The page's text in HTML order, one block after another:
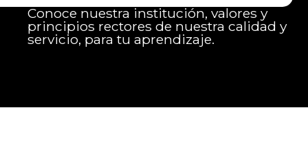
Conoce nuestra institución, valores y
principios rectores de nuestra calidad y
servicio, para tu aprendizaje.